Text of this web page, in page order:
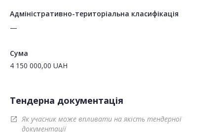
Адміністративно-територіальна класифікація
—
Сума
4 150 000,00 UAH
Тендерна документація
open_in_new
Як учасник може впливати на якість тендерної
документації